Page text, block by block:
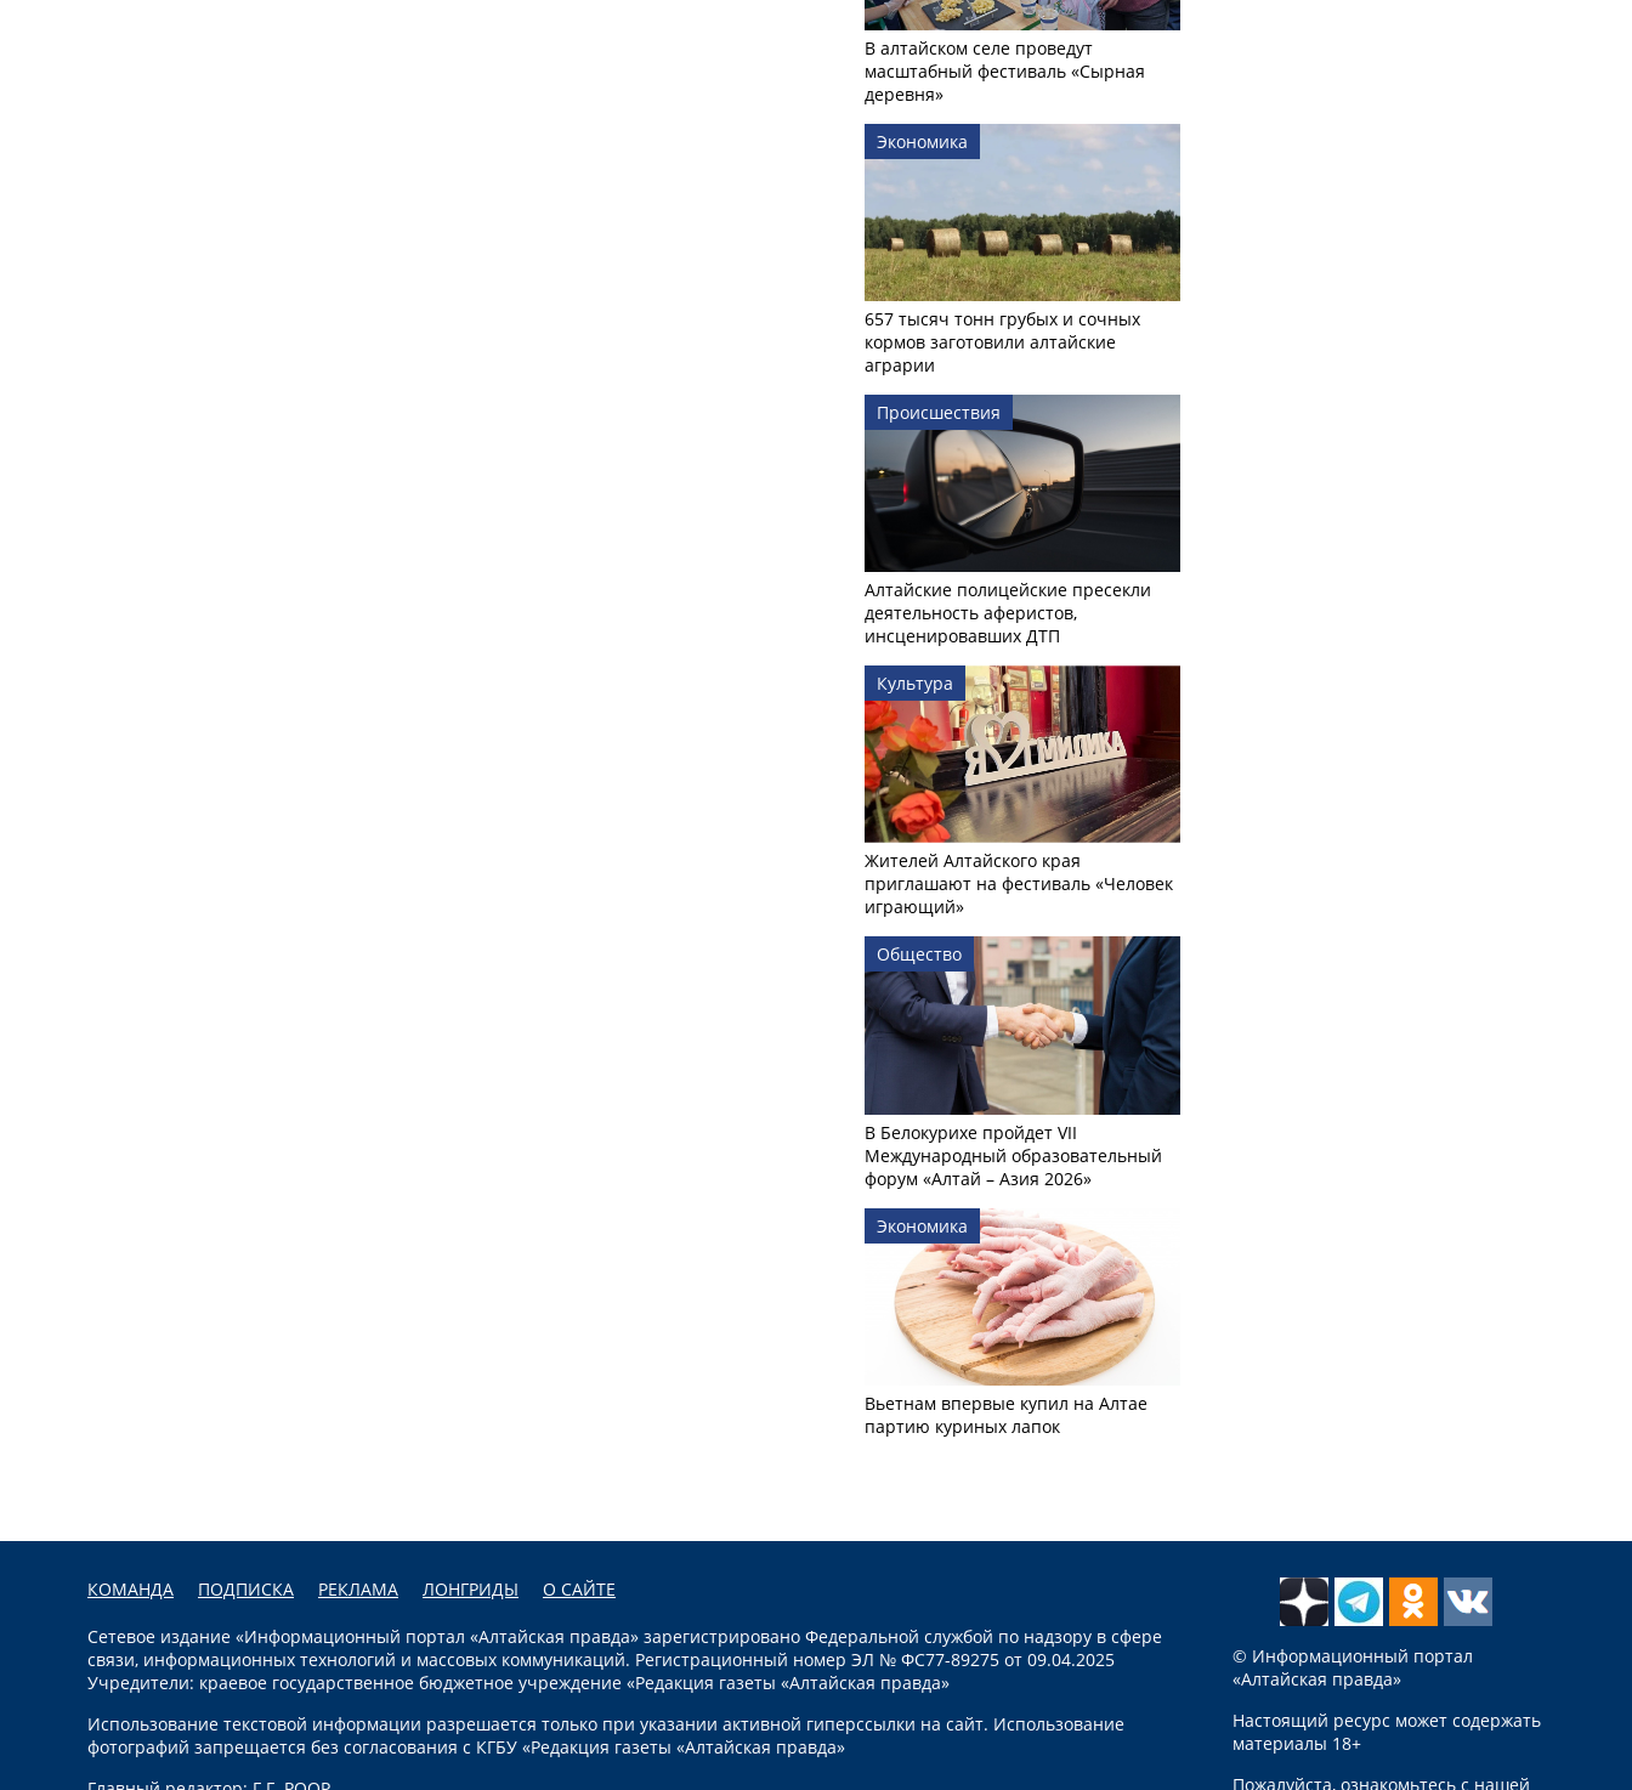
В алтайском селе проведут
масштабный фестиваль «Сырная
деревня»
Экономика
657 тысяч тонн грубых и сочных
кормов заготовили алтайские
аграрии
Происшествия
Алтайские полицейские пресекли
деятельность аферистов,
инсценировавших ДТП
Культура
Жителей Алтайского края
приглашают на фестиваль «Человек
играющий»
Общество
В Белокурихе пройдет VII
Международный образовательный
форум «Алтай – Азия 2026»
Экономика
Вьетнам впервые купил на Алтае
партию куриных лапок
КОМАНДА ПОДПИСКА РЕКЛАМА ЛОНГРИДЫ О САЙТЕ
Сетевое издание «Информационный портал «Алтайская правда» зарегистрировано Федеральной службой по надзору в сфере
связи, информационных технологий и массовых коммуникаций. Регистрационный номер ЭЛ № ФС77-89275 от 09.04.2025
Учредители: краевое государственное бюджетное учреждение «Редакция газеты «Алтайская правда»
Использование текстовой информации разрешается только при указании активной гиперссылки на сайт. Использование
фотографий запрещается без согласования с КГБУ «Редакция газеты «Алтайская правда»
© Информационный портал
«Алтайская правда»
Настоящий ресурс может содержать
материалы 18+
Пожалуйста, ознакомьтесь с нашей